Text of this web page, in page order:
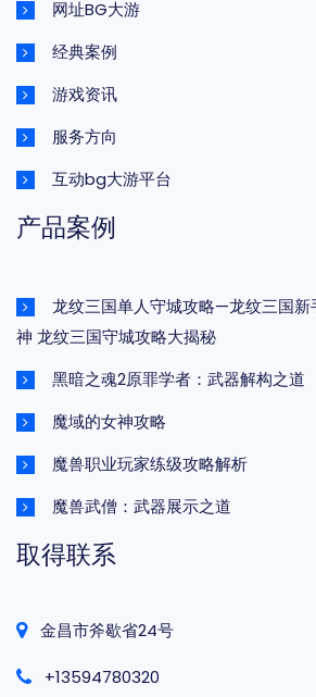
网址BG大游
经典案例
游戏资讯
服务方向
互动bg大游平台
产品案例
龙纹三国单人守城攻略—龙纹三国新
神 龙纹三国守城攻略大揭秘
黑暗之魂2原罪学者：武器解构之道
魔域的女神攻略
魔兽职业玩家练级攻略解析
魔兽武僧：武器展示之道
取得联系
金昌市斧歇省24号
+13594780320